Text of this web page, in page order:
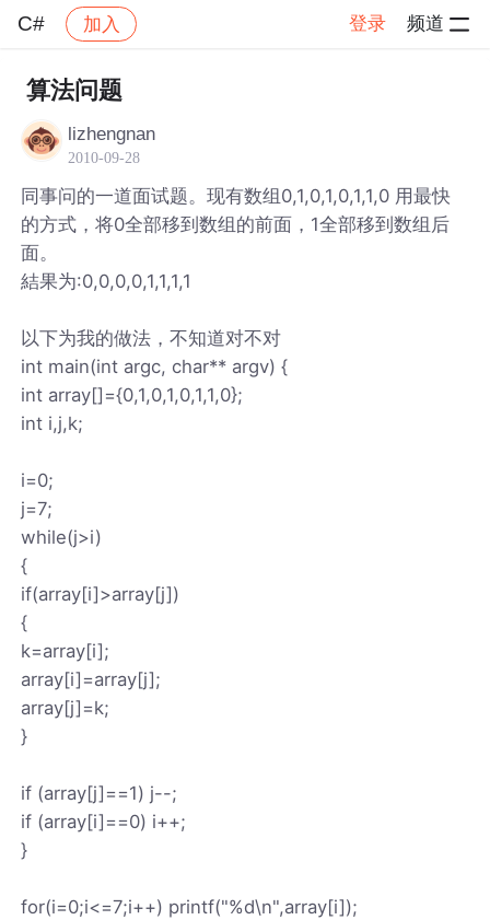
C# 加入 登录 频道
社区 C#
算法问题
lizhengnan
2010-09-28
同事问的一道面试题。现有数组0,1,0,1,0,1,1,0 用最快
的方式，将0全部移到数组的前面，1全部移到数组后
面。
結果为:0,0,0,0,1,1,1,1
以下为我的做法，不知道对不对
int main(int argc, char** argv) {
int array[]={0,1,0,1,0,1,1,0};
int i,j,k;
i=0;
j=7;
while(j>i)
{
if(array[i]>array[j])
{
k=array[i];
array[i]=array[j];
array[j]=k;
}
if (array[j]==1) j--;
if (array[i]==0) i++;
}
for(i=0;i<=7;i++) printf("%d\n",array[i]);